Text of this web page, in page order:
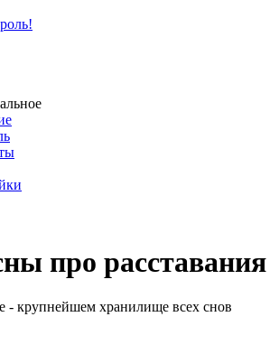
про расставания
- крупнейшем хранилище всех снов